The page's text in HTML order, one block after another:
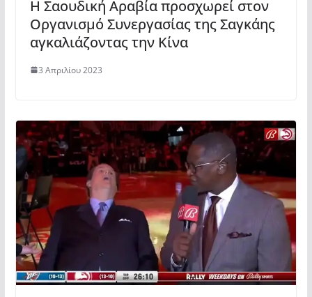
Η Σαουδική Αραβία προσχωρεί στον
Οργανισμό Συνεργασίας της Σαγκάης
αγκαλιάζοντας την Κίνα
3 Απριλίου 2023